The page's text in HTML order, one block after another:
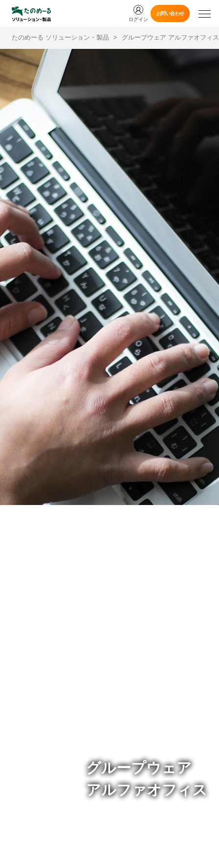
ログイン
お問い合わせ
たのめーる ソリューション・製品 > グループウェア アルファオフィス
グループウェア
アルファオフィス